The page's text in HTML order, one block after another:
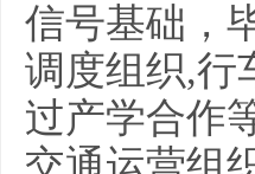
信号基础，
调度组织,行
过产学合作
交通运营组